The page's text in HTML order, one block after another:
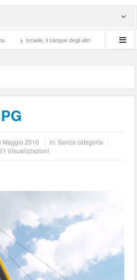
Israele, il sangue degli altri Lotta di classe… tra
Maggio 2010
in: Senza categoria
Visualizzazioni